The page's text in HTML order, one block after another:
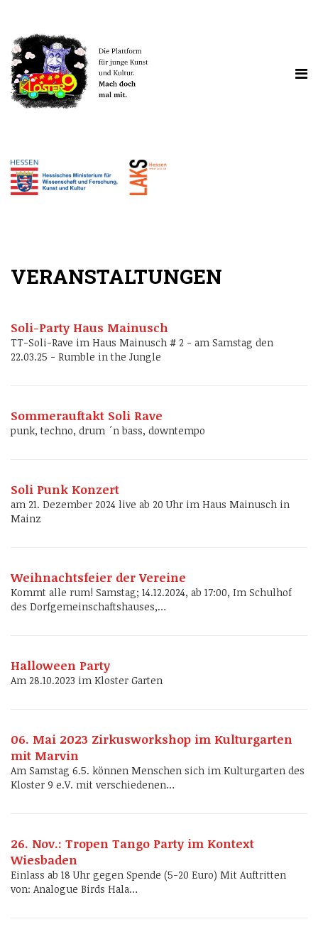
VERANSTALTUNGEN
Soli-Party Haus Mainusch
TT-Soli-Rave im Haus Mainusch # 2 - am Samstag den
22.03.25 - Rumble in the Jungle
Sommerauftakt Soli Rave
punk, techno, drum ´n bass, downtempo
Soli Punk Konzert
am 21. Dezember 2024 live ab 20 Uhr im Haus Mainusch in
Mainz
Weihnachtsfeier der Vereine
Kommt alle rum! Samstag; 14.12.2024, ab 17:00, Im Schulhof
des Dorfgemeinschaftshauses,…
Halloween Party
Am 28.10.2023 im Kloster Garten
06. Mai 2023 Zirkusworkshop im Kulturgarten
mit Marvin
Am Samstag 6.5. können Menschen sich im Kulturgarten des
Kloster 9 e.V. mit verschiedenen…
26. Nov.: Tropen Tango Party im Kontext
Wiesbaden
Einlass ab 18 Uhr gegen Spende (5-20 Euro) Mit Auftritten
von: Analogue Birds Hala…